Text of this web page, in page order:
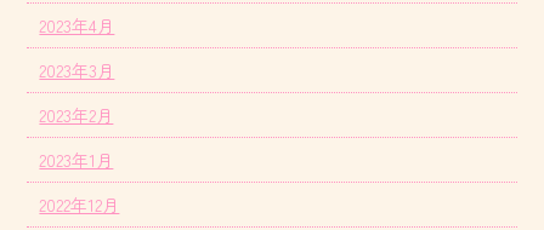
2023年4月
2023年3月
2023年2月
2023年1月
2022年12月